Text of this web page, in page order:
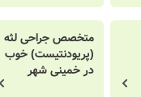
متخصص جراحی لثه
(پریودنتیست) خوب
در خمینی شهر